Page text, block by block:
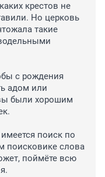
крестов не
Но церковь
такие
с рождения
адом или
были хорошим
поиск по
поисковике слова
поймёте всю